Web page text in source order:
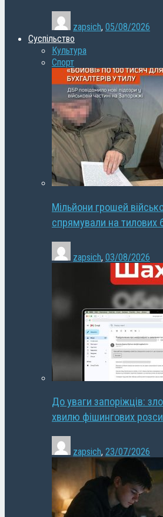
zapsich, 05/08/2026
Суспільство
Культура
Спорт
Мільйони грошей
спрямували на тилових
zapsich, 03/08/2026
До уваги запоріжців:
хвилю фішингових
zapsich, 23/07/2026